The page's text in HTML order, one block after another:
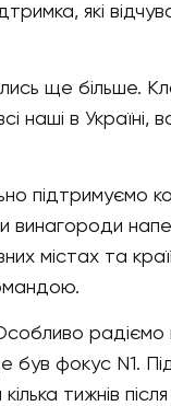
які
ще більше.
в Україні,
підтримуємо
винагороди
містах та
був фокус N1.
тижнів